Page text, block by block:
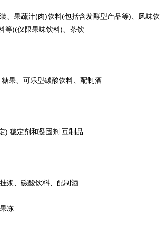
果蔬汁(肉)饮料(包括含发酵型产品等)、风味饮
等)(仅限果味饮料)、茶饮
果、可乐型碳酸饮料、配制酒
稳定剂和凝固剂 豆制品
浆、碳酸饮料、配制酒
冻